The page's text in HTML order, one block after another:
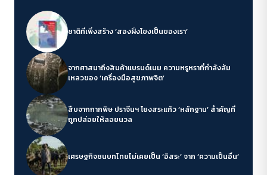
ชาติที่เพิ่งสร้าง ‘สองฝั่งโขงเป็นของเรา’
จากศาสนาถึงสินค้าแบรนด์เนม ความหรูหราที่กำลังล้ม
เหลวของ ‘เครื่องมือสุขภาพจิต’
สืบจากกากพิษ ปราจีนฯ โยงสระแก้ว ‘หลักฐาน’ สำคัญที่
ถูกปล่อยให้ลอยนวล
เศรษฐกิจชนบทไทยไม่เคยเป็น ‘อิสระ’ จาก ‘ความเป็นอื่น’